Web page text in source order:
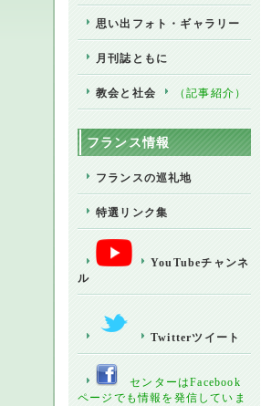
思い出フォト・ギャラリー
月刊誌ともに
教会と社会 （記事紹介）
フランス情報
フランスの巡礼地
特選リンク集
YouTubeチャンネ
ル
Twitterツイート
センターはFacebook
ページ でも情報を発信していま